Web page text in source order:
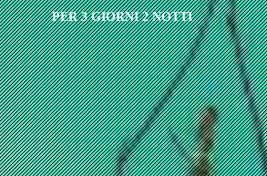
PER 3 GIORNI 2 NOTTI